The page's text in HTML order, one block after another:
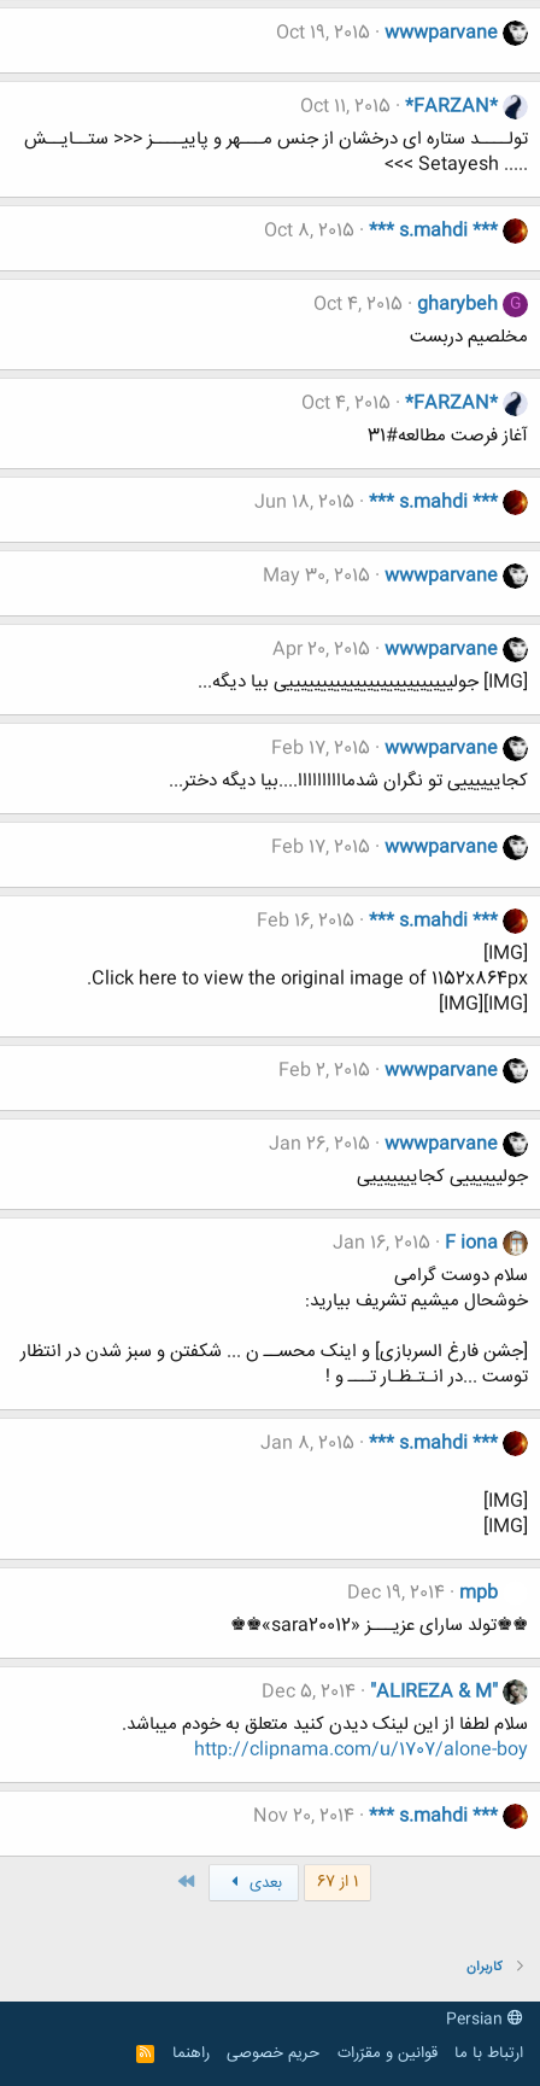
wwwparvane
Oct 19, 2015
*FARZAN*
Oct 11, 2015
تولــــد ستاره ای درخشان از جنس مـــهر و پاییــــز <<< ستــایــش
..... Setayesh >>>
*** s.mahdi ***
Oct 8, 2015
G
gharybeh
Oct 4, 2015
مخلصیم دربست
*FARZAN*
Oct 4, 2015
آغاز فرصت مطالعه#31
*** s.mahdi ***
Jun 18, 2015
wwwparvane
May 30, 2015
wwwparvane
Apr 20, 2015
[IMG] جولیییییییییییییییییییییییییی بیا دیگه...
wwwparvane
Feb 17, 2015
کجاییییییی تو نگران شدماااااااااا....بیا دیگه دختر...
wwwparvane
Feb 17, 2015
*** s.mahdi ***
Feb 16, 2015
[IMG]
Click here to view the original image of 1152x864px.
[IMG][IMG]
wwwparvane
Feb 2, 2015
wwwparvane
Jan 26, 2015
جولییییییی کجایییییییی
F iona
Jan 16, 2015
سلام دوست گرامی
خوشحال میشیم تشریف بیارید:
[جشن فارغ السربازی] و اینک محســ ن ... شکفتن و سبز شدن در انتظار
توست ...در انـتـظـار تـــ و !
*** s.mahdi ***
Jan 8, 2015
[IMG]
[IMG]
mpb
Dec 19, 2014
♚♚تولد سارای عزیـــز «sara20012»♚♚
"ALIREZA & M"
Dec 5, 2014
سلام لطفا از این لینک دیدن کنید متعلق به خودم میباشد.
http://clipnama.com/u/1707/alone-boy
*** s.mahdi ***
Nov 20, 2014
1 از 67 بعدی
کاربران
ارتباط با ما
قوانین و مقرّرات حریم خصوصی راهنما
R
S